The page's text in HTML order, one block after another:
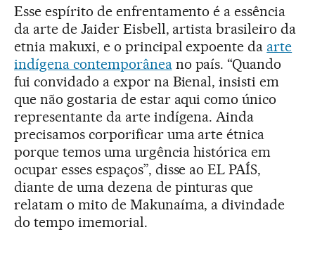
Esse espírito de enfrentamento é a essência
da arte de Jaider Eisbell, artista brasileiro da
etnia makuxi, e o principal expoente da arte
indígena contemporâneano país. “Quando
fui convidado a expor na Bienal, insisti em
que não gostaria de estar aqui como único
representante da arte indígena. Ainda
precisamos corporificar uma arte étnica
porque temos uma urgência histórica em
ocupar esses espaços”, disse ao EL PAÍS,
diante de uma dezena de pinturas que
relatam o mito de Makunaíma, a divindade
do tempo imemorial.